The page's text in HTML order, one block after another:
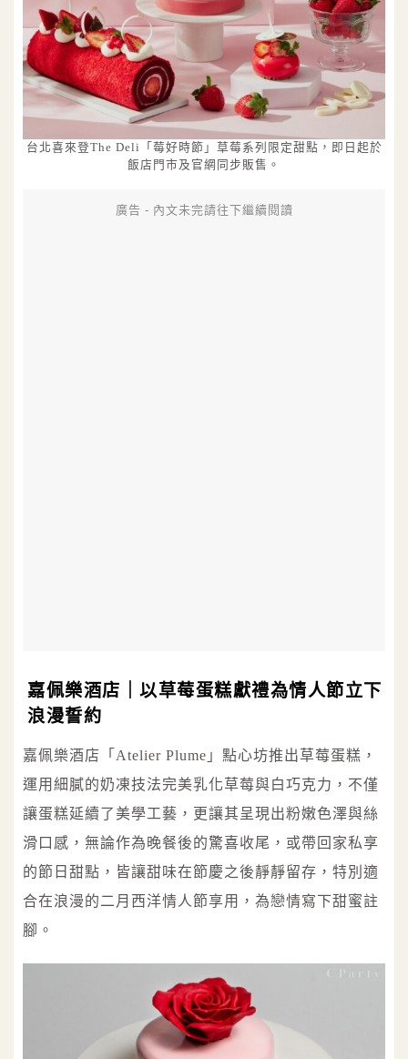
台北喜來登The Deli「莓好時節」草莓系列限定甜點，即日起於
飯店門市及官網同步販售。
廣告 - 內文未完請往下繼續閱讀
嘉佩樂酒店｜以草莓蛋糕獻禮為情人節立下
浪漫誓約
嘉佩樂酒店「Atelier Plume」點心坊推出草莓蛋糕，
運用細膩的奶凍技法完美乳化草莓與白巧克力，不僅
讓蛋糕延續了美學工藝，更讓其呈現出粉嫩色澤與絲
滑口感，無論作為晚餐後的驚喜收尾，或帶回家私享
的節日甜點，皆讓甜味在節慶之後靜靜留存，特別適
合在浪漫的二月西洋情人節享用，為戀情寫下甜蜜註
腳。